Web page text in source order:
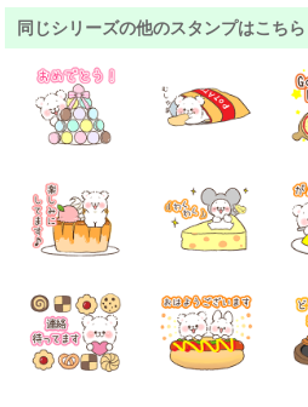
同じシリーズの他のスタンプはこちら